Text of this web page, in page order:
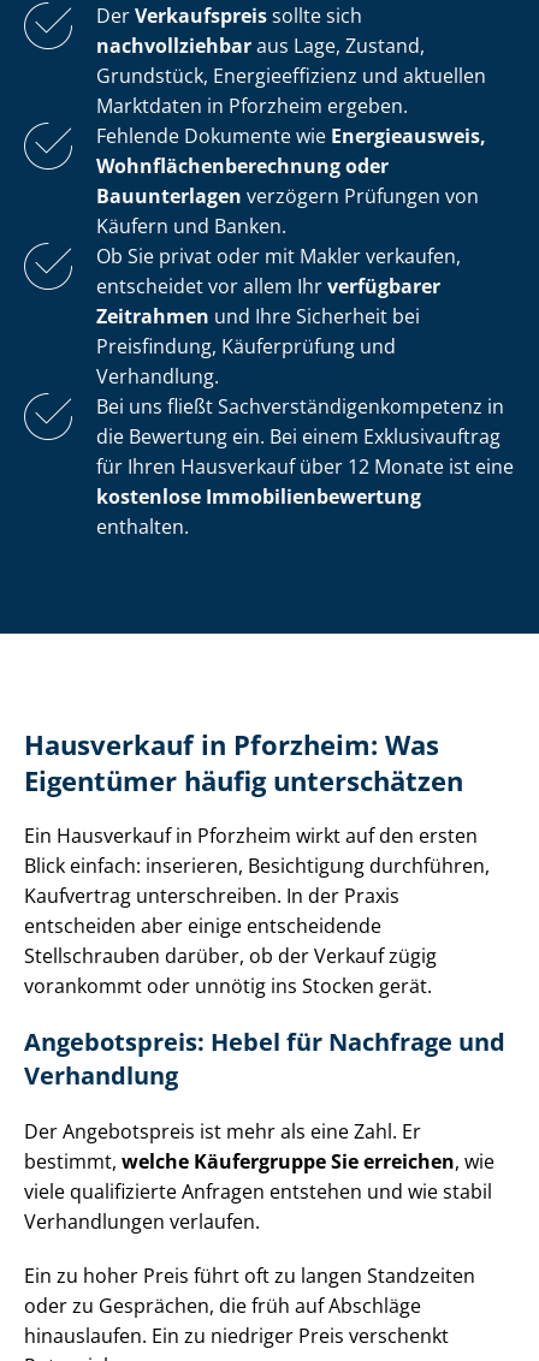
DerVerkaufspreissollte sich
nachvollziehbaraus Lage, Zustand,
Grundstück, En­er­gie­ef­fi­zi­enz und aktuellen
Marktdaten in Pforzheim ergeben.
Fehlende Dokumente wie Energieausweis,
Wohn­flä­chen­be­rech­nung oder
Bauunterlagen verzögern Prüfungen von
Käufern und Banken.
Ob Sie privat oder mit Makler verkaufen,
entscheidet vor allem Ihrverfügbarer
Zeitrahmen und Ihre Sicherheit bei
Preisfindung, Käuferprüfung und
Verhandlung.
Bei uns fließt Sach­ver­stän­di­gen­kom­pe­tenz in
die Bewertung ein. Bei einem Exklusivauftrag
für Ihren Hausverkauf über 12 Monate ist eine
kostenlose Im­mo­bi­li­en­be­wer­tung
enthalten.
Hausverkauf in Pforzheim: Was
Eigentümer häufig unterschätzen
Ein Hausverkauf in Pforzheim wirkt auf den ersten
Blick einfach: inserieren, Besichtigung durchführen,
Kaufvertrag unterschreiben. In der Praxis
entscheiden aber einige entscheidende
Stellschrauben darüber, ob der Verkauf zügig
vorankommt oder unnötig ins Stocken gerät.
Angebotspreis: Hebel für Nachfrage und
Verhandlung
Der Angebotspreis ist mehr als eine Zahl. Er
bestimmt, welche Käufergruppe Sie erreichen, wie
viele qualifizierte Anfragen entstehen und wie stabil
Verhandlungen verlaufen.
Ein zu hoher Preis führt oft zu langen Standzeiten
oder zu Gesprächen, die früh auf Abschläge
hinauslaufen. Ein zu niedriger Preis verschenkt